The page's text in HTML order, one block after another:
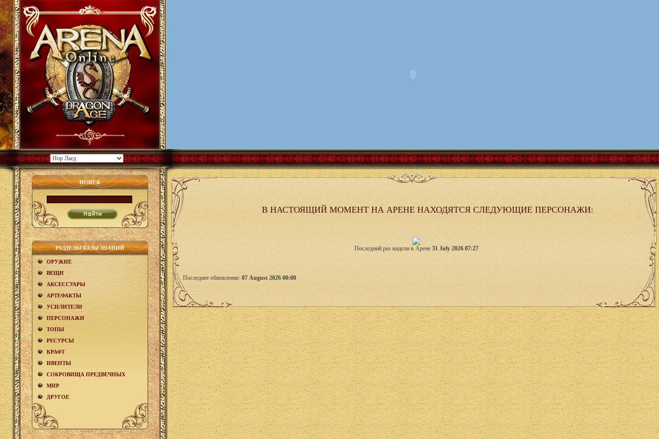
ПОИСК
РАЗДЕЛЫ БАЗЫ ЗНАНИЙ
ОРУЖИЕ
ВЕЩИ
АКCЕСCУАРЫ
АРТЕФАКТЫ
УСИЛИТЕЛИ
ПЕРСОНАЖИ
ТОПЫ
РЕСУРСЫ
КРАФТ
ИВЕНТЫ
СОКРОВИЩА ПРЕДВЕЧНЫХ
МИР
ДРУГОЕ
В НАСТОЯЩИЙ МОМЕНТ НА АРЕНЕ НАХОДЯТСЯ СЛЕДУЮЩИЕ ПЕРСОНАЖИ:
Последний раз видели в Арене 31 July 2026 07:27
Последнее обновление: 07 August 2026 00:00